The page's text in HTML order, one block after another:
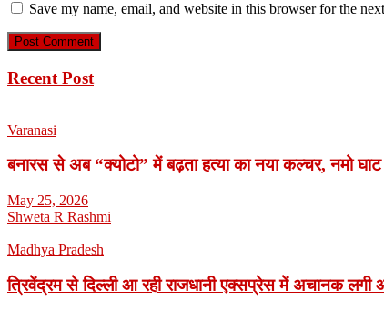
Save my name, email, and website in this browser for the
Recent Post
Varanasi
बनारस से अब “क्योटो” में बढ़ता हत्या का नया कल्चर, नमो
May 25, 2026
Shweta R Rashmi
Madhya Pradesh
त्रिवेंद्रम से दिल्ली आ रही राजधानी एक्सप्रेस में अचानक लगी